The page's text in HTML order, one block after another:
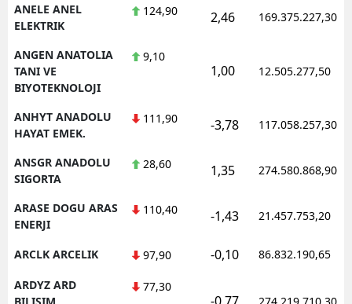
ANELE ANEL
ELEKTRIK
124,90 2,46 169.375.227,30
ANGEN ANATOLIA
TANI VE
BIYOTEKNOLOJI
9,10
1,00 12.505.277,50
ANHYT ANADOLU
HAYAT EMEK.
111,90 -3,78 117.058.257,30
ANSGR ANADOLU
SIGORTA
28,60 1,35 274.580.868,90
ARASE DOGU ARAS
ENERJI
110,40 -1,43 21.457.753,20
ARCLK ARCELIK 97,90 -0,10 86.832.190,65
ARDYZ ARD
BILISIM
77,30
-0,77 274.219.710,30